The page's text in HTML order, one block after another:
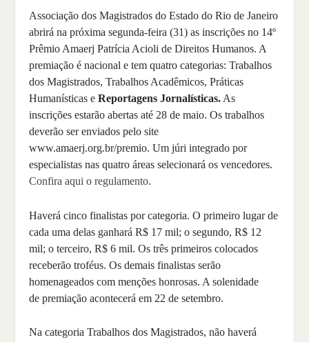
Associação dos Magistrados do Estado do Rio de Janeiro
abrirá na próxima segunda-feira (31) as inscrições no 14º
Prêmio Amaerj Patrícia Acioli de Direitos Humanos. A
premiação é nacional e tem quatro categorias: Trabalhos
dos Magistrados, Trabalhos Acadêmicos, Práticas
Humanísticas eReportagens Jornalísticas. As
inscrições estarão abertas até 28 de maio. Os trabalhos
deverão ser enviados pelo site
www.amaerj.org.br/premio. Um júri integrado por
especialistas nas quatro áreas selecionará os vencedores.
Confira aqui o regulamento.
Haverá cinco finalistas por categoria. O primeiro lugar de
cada uma delas ganhará R$ 17 mil; o segundo, R$ 12
mil; o terceiro, R$ 6 mil. Os três primeiros colocados
receberão troféus. Os demais finalistas serão
homenageados com menções honrosas. A solenidade
de premiação acontecerá em 22 de setembro.
Na categoria Trabalhos dos Magistrados, não haverá